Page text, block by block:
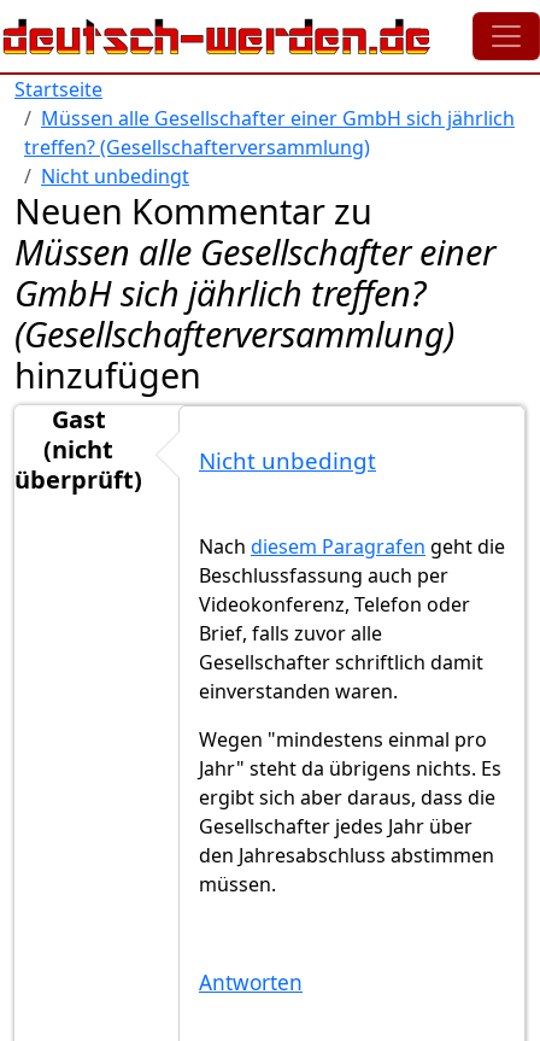
Direkt zum Inhalt
Startseite
Müssen alle Gesellschafter einer GmbH sich jährlich
treffen? (Gesellschafterversammlung)
Nicht unbedingt
Neuen Kommentar zu
Müssen alle Gesellschafter einer
GmbH sich jährlich treffen?
(Gesellschafterversammlung)
hinzufügen
Gast
(nicht
überprüft)
Nicht unbedingt
Nach diesem Paragrafen geht die
Beschlussfassung auch per
Videokonferenz, Telefon oder
Brief, falls zuvor alle
Gesellschafter schriftlich damit
einverstanden waren.
Wegen "mindestens einmal pro
Jahr" steht da übrigens nichts. Es
ergibt sich aber daraus, dass die
Gesellschafter jedes Jahr über
den Jahresabschluss abstimmen
müssen.
Antworten